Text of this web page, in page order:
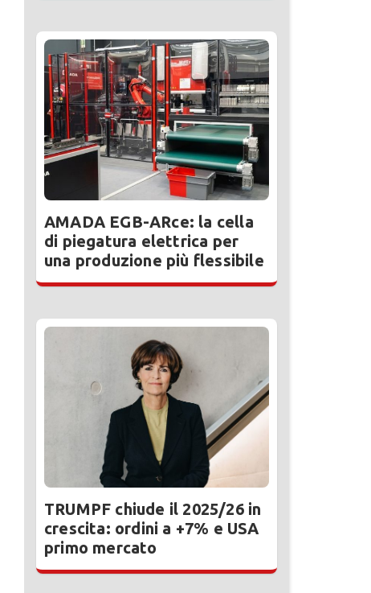
AMADA EGB-ARce: la cella
di piegatura elettrica per
una produzione più flessibile
TRUMPF chiude il 2025/26 in
crescita: ordini a +7% e USA
primo mercato